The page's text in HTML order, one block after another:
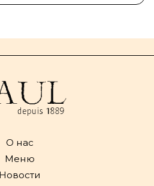
О нас
Меню
Новости